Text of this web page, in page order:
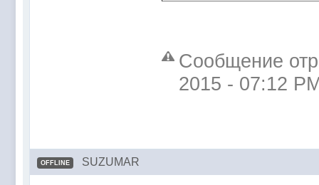
Сообщение
2015 - 07:12
OFFLINE SUZUMAR